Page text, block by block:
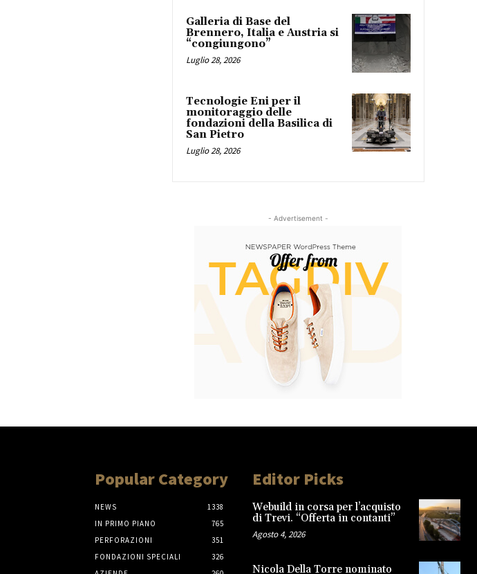
Galleria di Base del
Brennero, Italia e Austria si
“congiungono”
Luglio 28, 2026
Tecnologie Eni per il
monitoraggio delle
fondazioni della Basilica di
San Pietro
Luglio 28, 2026
- Advertisement -
Popular Category
NEWS
1338
IN PRIMO PIANO
765
PERFORAZIONI
351
FONDAZIONI SPECIALI
326
Editor Picks
Webuild in corsa per l’acquisto
di Trevi. “Offerta in contanti”
Agosto 4, 2026
Nicola Della Torre nominato